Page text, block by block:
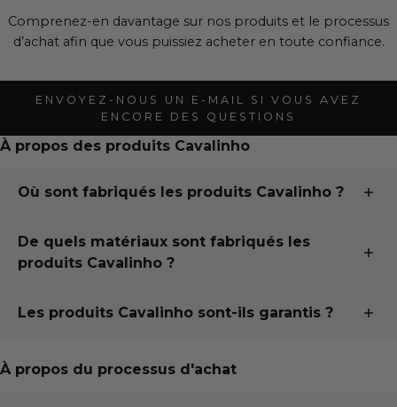
Comprenez-en davantage sur nos produits et le processus
d’achat afin que vous puissiez acheter en toute confiance.
ENVOYEZ-NOUS UN E-MAIL SI VOUS AVEZ
ENCORE DES QUESTIONS
À propos des produits Cavalinho
Où sont fabriqués les produits Cavalinho ?
Portugal, à seulement 15 minutes au sud de notre
deuxième plus grande ville, Porto, dans la commune de
histoire, visitez la page « Notre histoire ».
De quels matériaux sont fabriqués les
produits Cavalinho ?
européens provenant de partenaires de confiance en
Nous utilisons des tissus personnalisés ainsi que des
Les produits Cavalinho sont-ils garantis ?
Cavalinho est sous garantie !
À propos du processus d'achat